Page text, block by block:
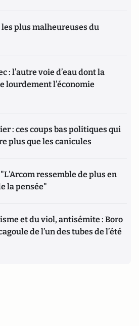
plus malheureuses du
: l’autre voie d’eau dont la
lourdement l’économie
: ces coups bas politiques qui
plus que les canicules
ressemble de plus en
la pensée"
et du viol, antisémite : Boro
de l’un des tubes de l’été